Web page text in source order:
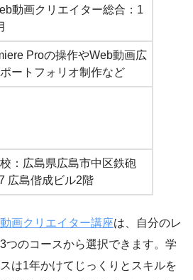
動画クリエイター総合：1
Proの操作やWeb動画広
ートフォリオ制作など
：広島県広島市中区鉄砲
広島偕成ビル2階
画クリエイター講座は、自分のレ
つのコースから選択できます。学
は1年かけてじっくりとスキルを